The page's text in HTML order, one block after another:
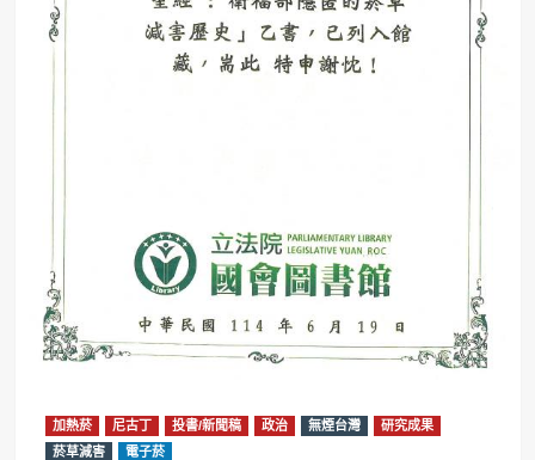
加熱菸 尼古丁 投書/新聞稿 政治 無煙台灣
研究成果
菸草減害
電子菸